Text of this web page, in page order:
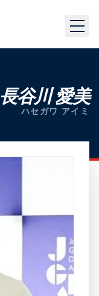
長谷川 愛美
ハセガワ アイミ